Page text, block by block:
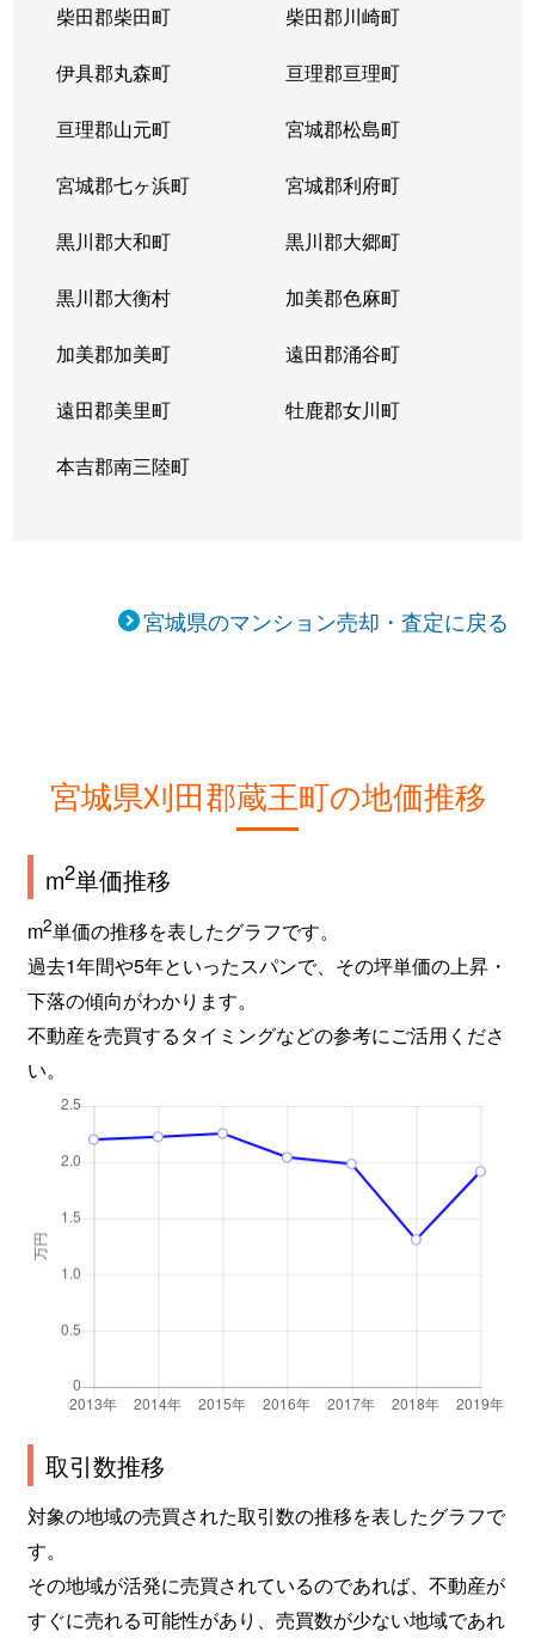
柴田郡柴田町 柴田郡川崎町
伊具郡丸森町 亘理郡亘理町
亘理郡山元町 宮城郡松島町
宮城郡七ヶ浜町 宮城郡利府町
黒川郡大和町 黒川郡大郷町
黒川郡大衡村 加美郡色麻町
加美郡加美町 遠田郡涌谷町
遠田郡美里町 牡鹿郡女川町
本吉郡南三陸町
宮城県のマンション売却・査定に戻る
宮城県刈田郡蔵王町の地価推移
m2単価推移
m2単価の推移を表したグラフです。
過去1年間や5年といったスパンで、その坪単価の上昇・
下落の傾向がわかります。
不動産を売買するタイミングなどの参考にご活用くださ
い。
取引数推移
対象の地域の売買された取引数の推移を表したグラフで
す。
その地域が活発に売買されているのであれば、不動産が
すぐに売れる可能性があり、売買数が少ない地域であれ